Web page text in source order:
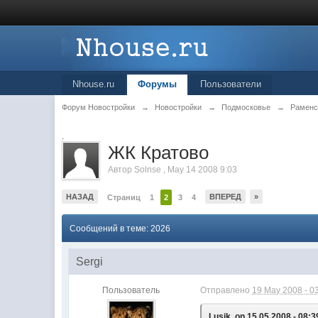
Nhouse.ru Форумы Пользователи
Форум Новостройки → Новостройки → Подмосковье →
.
ЖК Кратово
Автор Solnse , May 14 2008 9:03
НАЗАД Страниц 1 2 3 4 ВПЕРЕД »
Сообщений в теме: 2026
Sergi
Пользователь Отправлено 19 May 2008 -